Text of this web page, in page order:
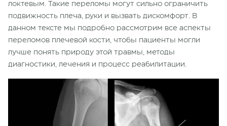
локтевым. Такие переломы могут сильно ограничить
подвижность плеча, руки и вызвать дискомфорт. В
данном тексте мы подробно рассмотрим все аспекты
переломов плечевой кости, чтобы пациенты могли
лучше понять природу этой травмы, методы
диагностики, лечения и процесс реабилитации.